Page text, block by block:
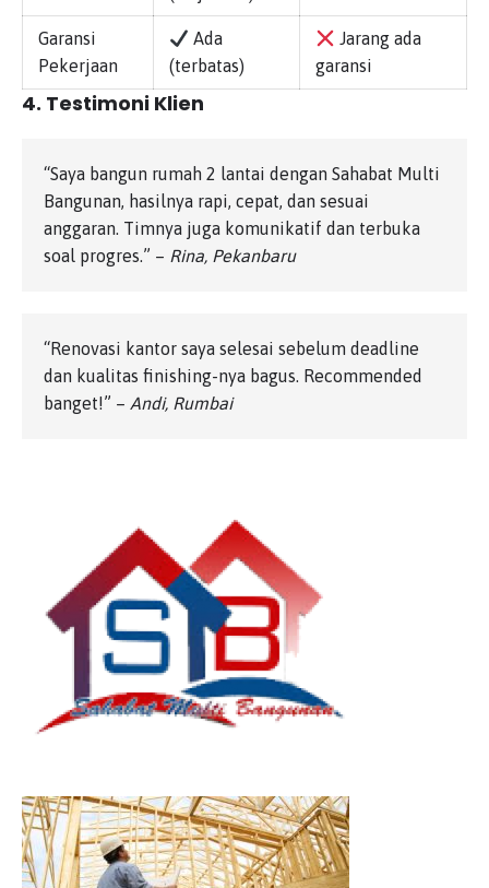
Garansi
Pekerjaan
Ada
(terbatas)
Jarang ada
garansi
4. Testimoni Klien
“Saya bangun rumah 2 lantai dengan Sahabat Multi
Bangunan, hasilnya rapi, cepat, dan sesuai
anggaran. Timnya juga komunikatif dan terbuka
soal progres.” – Rina, Pekanbaru
“Renovasi kantor saya selesai sebelum deadline
dan kualitas finishing-nya bagus. Recommended
banget!” – Andi, Rumbai